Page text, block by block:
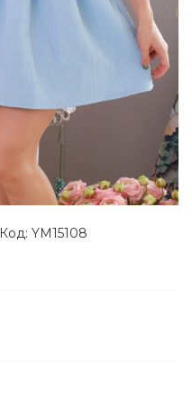
Код: YM15108